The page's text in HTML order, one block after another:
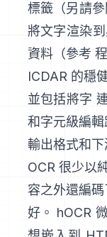
標籤（另請
將文字渲染
資料（參考
ICDAR 的穩
並包括將字
和字元級編
輸出格式和下
OCR 很少以
容之外還編
好。 hOCR